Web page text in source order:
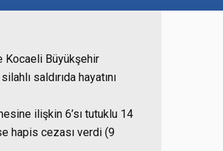
Kocaeli Büyükşehir
saldırıda hayatını
ilişkin 6’sı tutuklu 14
hapis cezası verdi (9